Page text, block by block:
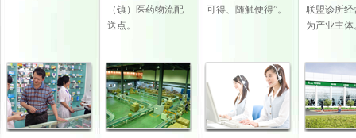
（镇）医药物流配
送点。
可得、随触便得”。
联盟诊所经
为产业主体